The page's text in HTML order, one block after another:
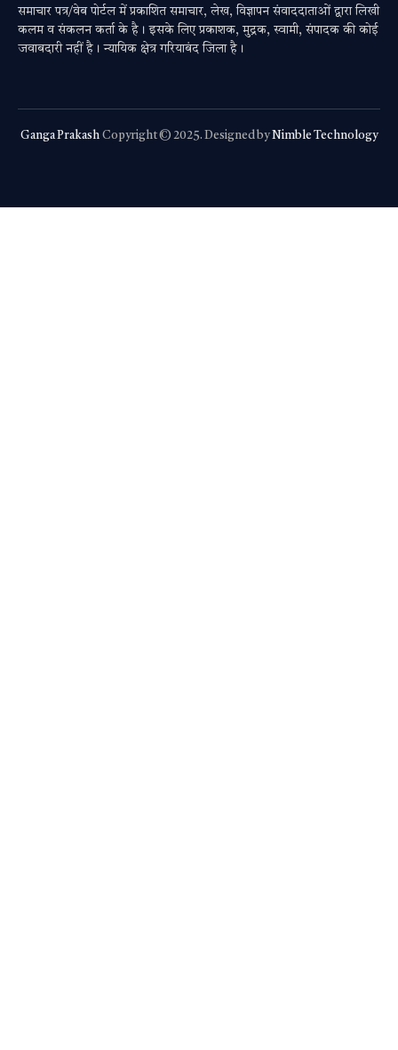
समाचार पत्र/वेब पोर्टल में प्रकाशित समाचार, लेख, विज्ञापन संवाददाताओं द्वारा लिखी
कलम व संकलन कर्ता के है। इसके लिए प्रकाशक, मुद्रक, स्वामी, संपादक की कोई
जवाबदारी नहीं है। न्यायिक क्षेत्र गरियाबंद जिला है।
Ganga Prakash Copyright © 2025. Designed byNimble Technology